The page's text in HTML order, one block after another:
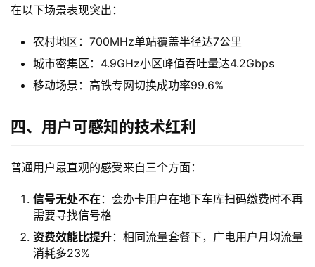
量
卡
带
随
身
W
在以下场景表现突出：
农村地区：700MHz单站覆盖半径达7公里
城市密集区：4.9GHz小区峰值吞吐量达4.2Gbps
移动场景：高铁专网切换成功率99.6%
四、用户可感知的技术红利
普通用户最直观的感受来自三个方面：
信号无处不在：会办卡用户在地下车库扫码缴费时不再
需要寻找信号格
资费效能比提升：相同流量套餐下，广电用户月均流量
消耗多23%